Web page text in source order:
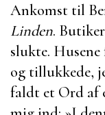
Ankomst til
Linden.
slukte.
og tillukkede,
faldt et Ord af